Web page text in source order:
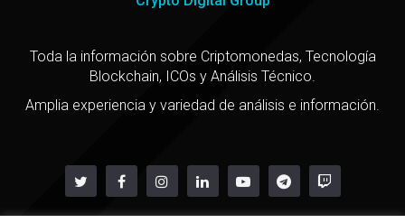
Toda la información sobre Criptomonedas, Tecnología
Blockchain, ICOs y Análisis Técnico.
Amplia experiencia y variedad de análisis e información.